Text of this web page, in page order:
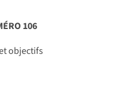
106
objectifs